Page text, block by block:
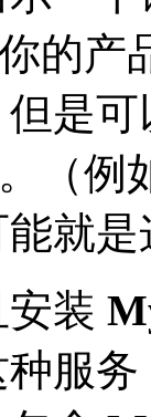
的产
是
。（例
就
装
服